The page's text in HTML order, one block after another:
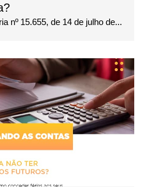
nº 15.655, de 14 de julho de...